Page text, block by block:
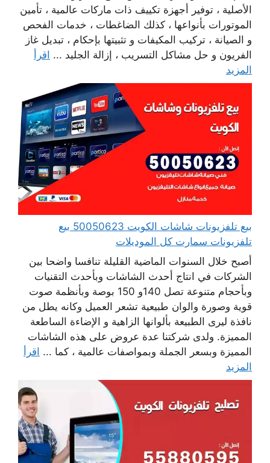
الأصلية ، توفير أجهزة تكييف ذات ماركات عالمية ، تأمين
الموتورات بأنواعها ، كذلك الضاغطات ، خدمات الفحص
و الصيانة ، تركيب المكيفات و تثبيتها بإحكام ، تبديل غاز
الفريون و حل مشاكل التسريب ، إزالة الجليد ... اقرأ
المزيد
بيع تلفزيونات شاشات الكويت 50050623 بيع
تلفزيونات سمارت كل الموديلات
أصبح خلال السنوات الماضية القليلة تنافسا واضحا بين
الشركات في انتاج أحدث الشاشات وبأحدث التقنيات
وبأحجام متنوعة تصل 140و 150 بوصة وبأنظمة صوت
قوية وصورة والوان طبيعية تشعر العميل وكانه يطل من
نافذة ليرى الطبيعة بألوانها الزاهية و الإضاءة الساطعة
المميزة. ولدى شركتنا عدة عروض على هذه الشاشات
المميزة وبسعر الجملة وبمواصفات عالمية ، كما ... اقرأ
المزيد